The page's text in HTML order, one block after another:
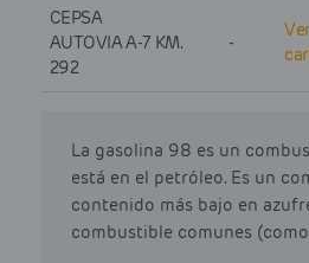
CEPSA
AUTOVIA A-7 KM.
292
-
La gasolina 98 es un
está en el petróleo. Es un
contenido más bajo en
combustible comunes